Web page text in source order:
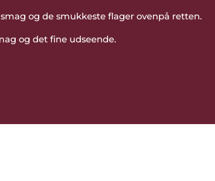
og de smukkeste flager ovenpå retten.
og det fine udseende.